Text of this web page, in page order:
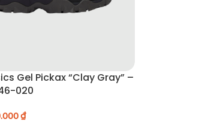
Gel Pickax “Clay Gray” –
020
₫